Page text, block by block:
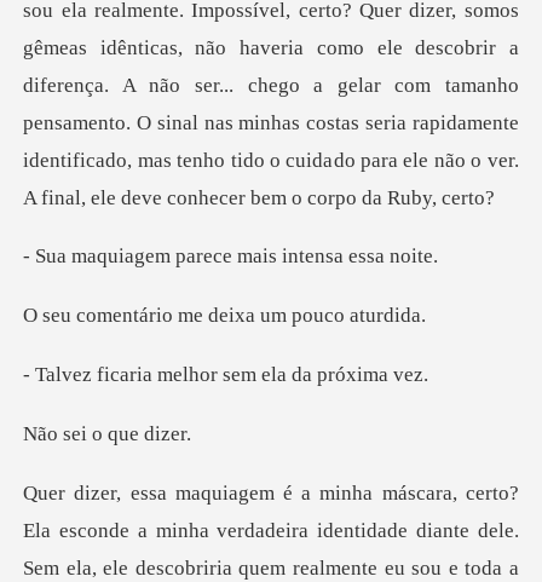
sou ela realmente. Impossível, certo? Quer dizer, somos
gêmeas idênticas, não haveria como ele descobrir a
diferença. A não ser... chego a gel
parece mais in
o me deixa um p
melhor sem ela
o que
almente eu sou e toda a